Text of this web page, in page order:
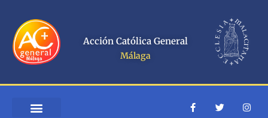
contenido
Acción Católica General
Málaga
F
a
T
w
I
n